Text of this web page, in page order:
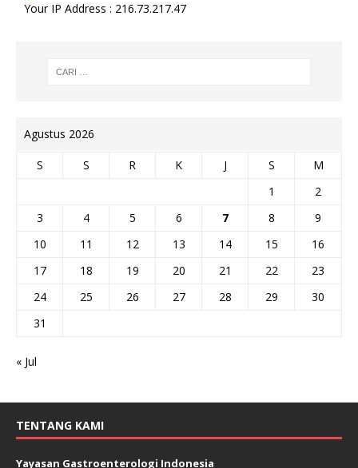
Your IP Address : 216.73.217.47
Agustus 2026
S S R K J S
M
1
2
3
4 5 6 7 8
9
10
11 12 13 14 15
16
17
18 19 20 21 22
23
24
25 26 27 28 29
30
31
« Jul
TENTANG KAMI
Yayasan Gastroenterologi Indonesia